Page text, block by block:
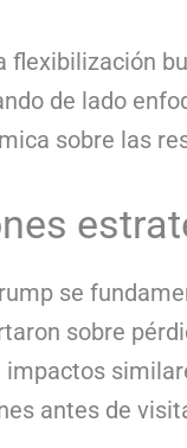
flexibilización
de lado
sobre las
se
sobre
impactos
antes de